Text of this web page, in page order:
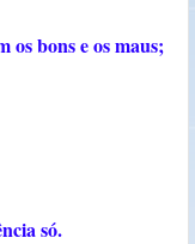
os bons e os maus;
só.